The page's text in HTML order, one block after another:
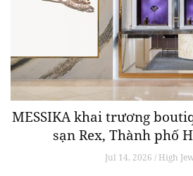
MESSIKA khai trương
sạn Rex, Thành phố
Jul 14, 2026 / High